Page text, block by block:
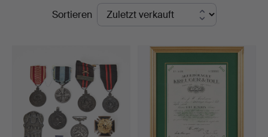
EndpreiseSortieren